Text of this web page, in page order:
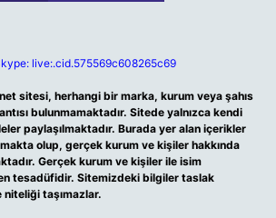
live:.cid.575569c608265c69
sitesi, herhangi bir marka, kurum veya şahıs
bulunmamaktadır. Sitede yalnızca kendi
paylaşılmaktadır. Burada yer alan içerikler
olup, gerçek kurum ve kişiler hakkında
Gerçek kurum ve kişiler ile isim
tesadüfidir. Sitemizdeki bilgiler taslak
taşımazlar.